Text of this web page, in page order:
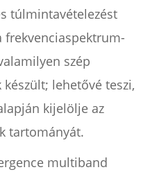
túlmintavételezést
frekvenciaspektrum-
szép
lehetővé teszi,
kijelölje az
tartományát.
multiband